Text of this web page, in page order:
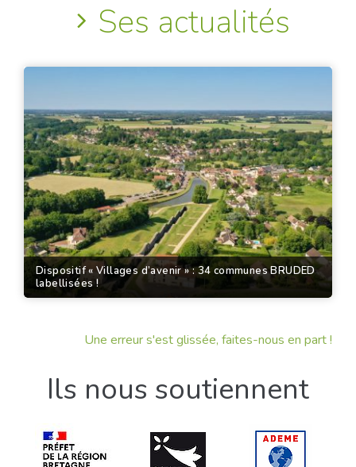
Ses actualités
Dispositif « Villages d’avenir » : 34 communes BRUDED
labellisées !
Une erreur s'est glissée, faites-nous en part !
Ils nous soutiennent